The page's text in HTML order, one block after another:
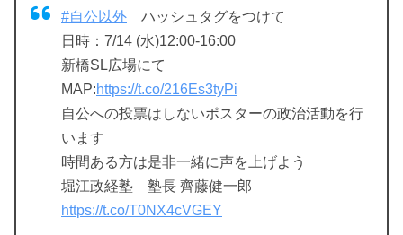
#自公以外 ハッシュタグをつけて
日時：7/14 (水)12:00-16:00
新橋SL広場にて
MAP:https://t.co/216Es3tyPi
自公への投票はしないポスターの政治活動を行
います
時間ある方は是非一緒に声を上げよう
堀江政経塾 塾長 齊藤健一郎
https://t.co/T0NX4cVGEY